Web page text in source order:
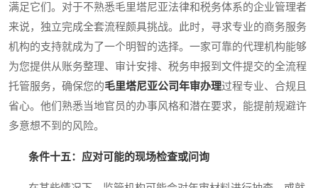
满足它们。对于不熟悉毛里塔尼亚法律和税务体系的企业管理者
来说，独立完成全套流程颇具挑战。此时，寻求专业的商务服务
机构的支持就成为了一个明智的选择。一家可靠的代理机构能够
为您提供从账务整理、审计安排、税务申报到文件提交的全流程
托管服务，确保您的毛里塔尼亚公司年审办理过程专业、合规且
省心。他们熟悉当地官员的办事风格和潜在要求，能提前规避许
多意想不到的风险。
条件十五：应对可能的现场检查或问询